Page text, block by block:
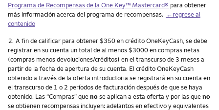
Programa de Recompensas de la One Key™ Mastercard® para obtener
más información acerca del programa de recompensas. ←regrese al
contenido
Nota
2. A fin de calificar para obtener $350 en crédito OneKeyCash, se debe
registrar en su cuenta un total de al menos $3000 en compras netas
(compras menos devoluciones/créditos) en el transcurso de 3 meses a
partir de la fecha de apertura de su cuenta. El crédito OneKeyCash
obtenido a través de la oferta introductoria se registrará en su cuenta en
el transcurso de 1 o 2 períodos de facturación después de que se haya
obtenido. Las “Compras” quenose aplican a esta oferta y por las queno
se obtienen recompensas incluyen: adelantos en efectivo y equivalentes